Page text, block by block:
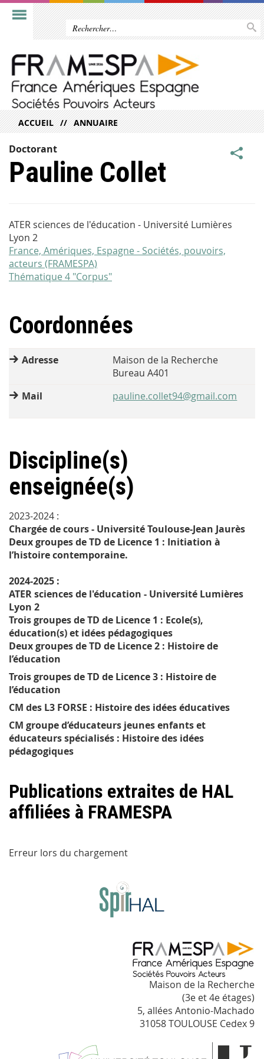
ACCUEIL ANNUAIRE
Doctorant
Pauline Collet
ATER sciences de l'éducation - Université Lumières
Lyon 2
France, Amériques, Espagne - Sociétés, pouvoirs,
acteurs (FRAMESPA)
Thématique 4 "Corpus"
Coordonnées
Adresse
Maison de la Recherche
Bureau A401
Mail
pauline.collet94@gmail.com
Discipline(s)
enseignée(s)
2023-2024 :
Chargée de cours - Université Toulouse-Jean Jaurès
Deux groupes de TD de Licence 1 : Initiation à
l’histoire contemporaine.
2024-2025 :
ATER sciences de l'éducation - Université Lumières
Lyon 2
Trois groupes de TD de Licence 1 : Ecole(s),
éducation(s) et idées pédagogiques
Deux groupes de TD de Licence 2 : Histoire de
l’éducation
Trois groupes de TD de Licence 3 : Histoire de
l’éducation
CM des L3 FORSE : Histoire des idées éducatives
CM groupe d’éducateurs jeunes enfants et
éducateurs spécialisés : Histoire des idées
pédagogiques
Publications extraites de HAL
affiliées à FRAMESPA
Erreur lors du chargement
Maison de la Recherche
(3e et 4e étages)
5, allées Antonio-Machado
31058 TOULOUSE Cedex 9